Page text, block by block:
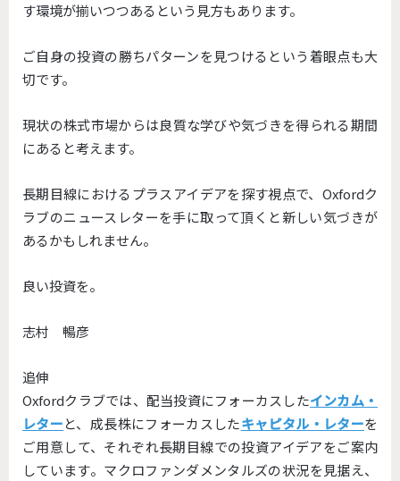
す環境が揃いつつあるという見方もあります。
ご自身の投資の勝ちパターンを見つけるという着眼点も大
切です。
現状の株式市場からは良質な学びや気づきを得られる期間
にあると考えます。
長期目線におけるプラスアイデアを探す視点で、Oxfordク
ラブのニュースレターを手に取って頂くと新しい気づきが
あるかもしれません。
良い投資を。
志村 暢彦
追伸
Oxfordクラブでは、配当投資にフォーカスしたインカム・
レターと、成長株にフォーカスしたキャピタル・レターを
ご用意して、それぞれ長期目線での投資アイデアをご案内
しています。マクロファンダメンタルズの状況を見据え、